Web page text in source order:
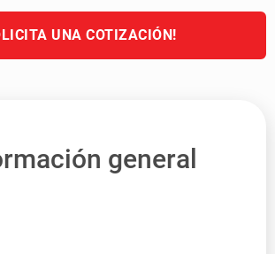
UNA COTIZACIÓN!
general